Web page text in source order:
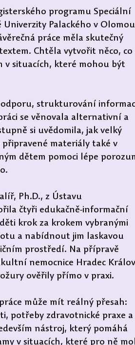
programu Speciální
Palackého v
práce měla skutečný
Chtěla vytvořit něco, co
v situacích, které mohou být
strukturování
se věnovala alternativní a
si uvědomila, jak velký
materiály také v
dětem pomoci lépe
Ph.D., z Ústavu
čtyři edukačně-informační
krok za krokem vybranými
a nabídnout jim laskavou
prostředí. Na přípravě
nemocnice Hradec
ověřily přímo v praxi.
může mít reálný přesah:
potřeby zdravotnické praxe a
nástroj, který pomáhá
v situacích, které pro ně